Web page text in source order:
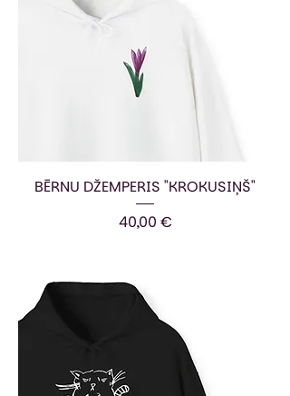
BĒRNU DŽEMPERIS "KROKUSIŅŠ"
Cena
40,00 €